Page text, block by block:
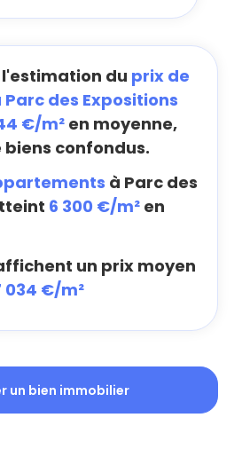
l'estimation du prix de
des Expositions
€/m² en moyenne,
confondus.
à Parc des
6 300 €/m² en
un prix moyen
034 €/m²
un bien immobilier